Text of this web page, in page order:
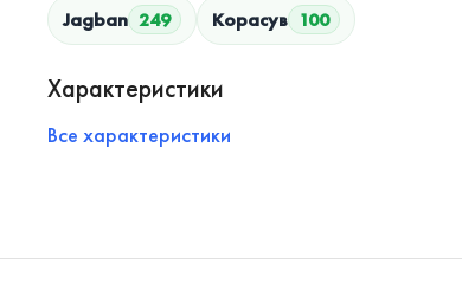
Jagban 249 Корасув 100
Характеристики
Все характеристики